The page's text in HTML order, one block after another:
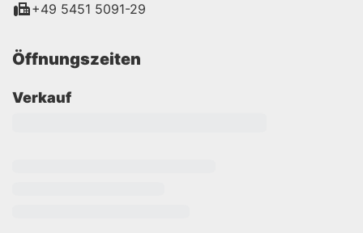
+49 5451 5091-29
Öffnungszeiten
Verkauf